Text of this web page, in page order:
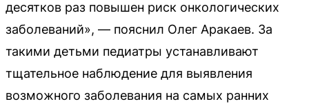
десятков раз повышен риск онкологических
заболеваний», — пояснил Олег Аракаев. За
такими детьми педиатры устанавливают
тщательное наблюдение для выявления
возможного заболевания на самых ранних